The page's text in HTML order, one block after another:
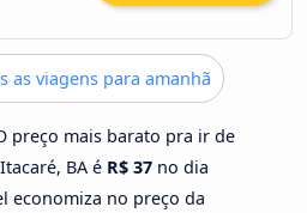
as viagens para amanhã
preço mais barato pra ir de
BA é R$ 37 no dia
economiza no preço da